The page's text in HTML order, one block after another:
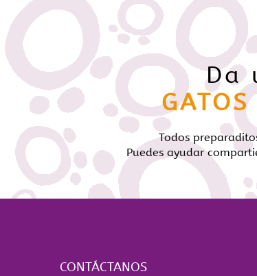
Da
Todos
Puedes ayudar
CONTÁCTANOS